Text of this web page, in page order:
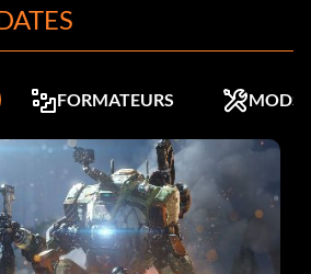
FORMATEURS MODS